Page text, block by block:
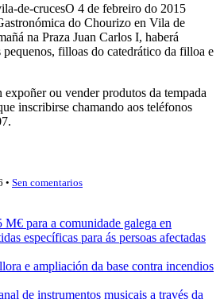
O 4 de febreiro do 2015
do Chourizo en Vila de
na Praza Juan Carlos I, haberá
filloas do catedrático da filloa e
expoñer ou vender produtos da tempada
inscribirse chamando aos teléfonos
• Sen comentarios
para a comunidade galega en
específicas para ás persoas afectadas
e ampliación da base contra incendios
de instrumentos musicais a través da